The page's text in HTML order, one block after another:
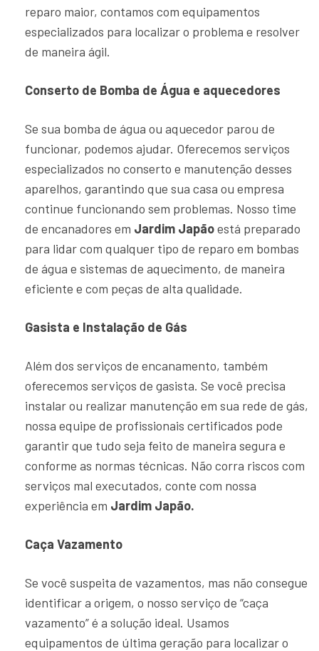
reparo maior, contamos com equipamentos
especializados para localizar o problema e resolver
de maneira ágil.
Conserto de Bomba de Água e aquecedores
Se sua bomba de água ou aquecedor parou de
funcionar, podemos ajudar. Oferecemos serviços
especializados no conserto e manutenção desses
aparelhos, garantindo que sua casa ou empresa
continue funcionando sem problemas. Nosso time
de encanadores em Jardim Japãoestá preparado
para lidar com qualquer tipo de reparo em bombas
de água e sistemas de aquecimento, de maneira
eficiente e com peças de alta qualidade.
Gasista e Instalação de Gás
Além dos serviços de encanamento, também
oferecemos serviços de gasista. Se você precisa
instalar ou realizar manutenção em sua rede de gás,
nossa equipe de profissionais certificados pode
garantir que tudo seja feito de maneira segura e
conforme as normas técnicas. Não corra riscos com
serviços mal executados, conte com nossa
experiência em Jardim Japão.
Caça Vazamento
Se você suspeita de vazamentos, mas não consegue
identificar a origem, o nosso serviço de “caça
vazamento” é a solução ideal. Usamos
equipamentos de última geração para localizar o